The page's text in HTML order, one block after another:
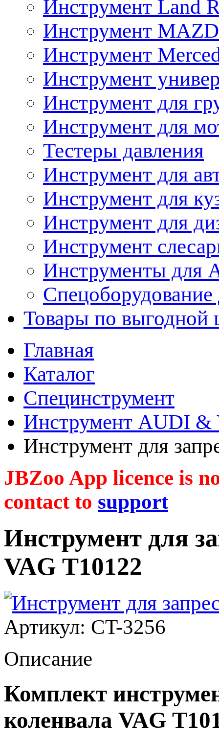
Инструмент Land
Инструмент
Инструмент
Инструмент
Инструмент для
Инструмент для
Тестеры давления
Инструмент для
Инструмент для
Инструмент для
Инструмент
Инструменты
Спецоборудование
Товары по выгодной
Главная
Каталог
Специнструмент
Инструмент AUDI &
Инструмент для
JBZoo App licence is
contact to support
Инструмент для
VAG T10122
Артикул: CT-3256
Описание
Комплект
коленвала VAG